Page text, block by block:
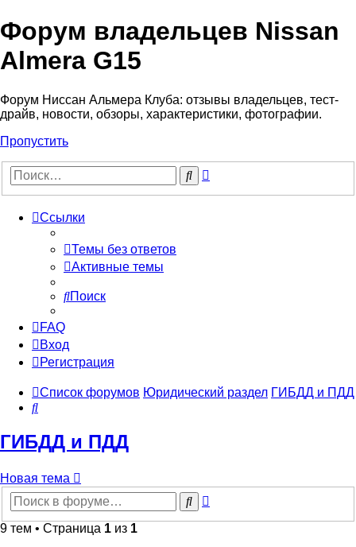
Форум владельцев Nissan
Almera G15
Форум Ниссан Альмера Клуба: отзывы владельцев, тест-
драйв, новости, обзоры, характеристики, фотографии.
Пропустить
Поиск
Ссылки
Темы без ответов
Активные темы
Поиск
FAQ
Вход
Регистрация
Список форумов Юридический раздел ГИБДД и ПДД
Поиск
ГИБДД и ПДД
Новая тема
Поиск
9 тем • Страница 1 из 1